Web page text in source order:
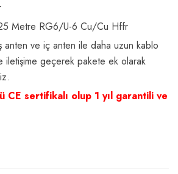
Metre RG6/U-6 Cu/Cu Hffr
anten ve iç anten ile daha uzun kablo
iletişime geçerek pakete ek olarak
CE sertifikalı olup 1 yıl garantili ve